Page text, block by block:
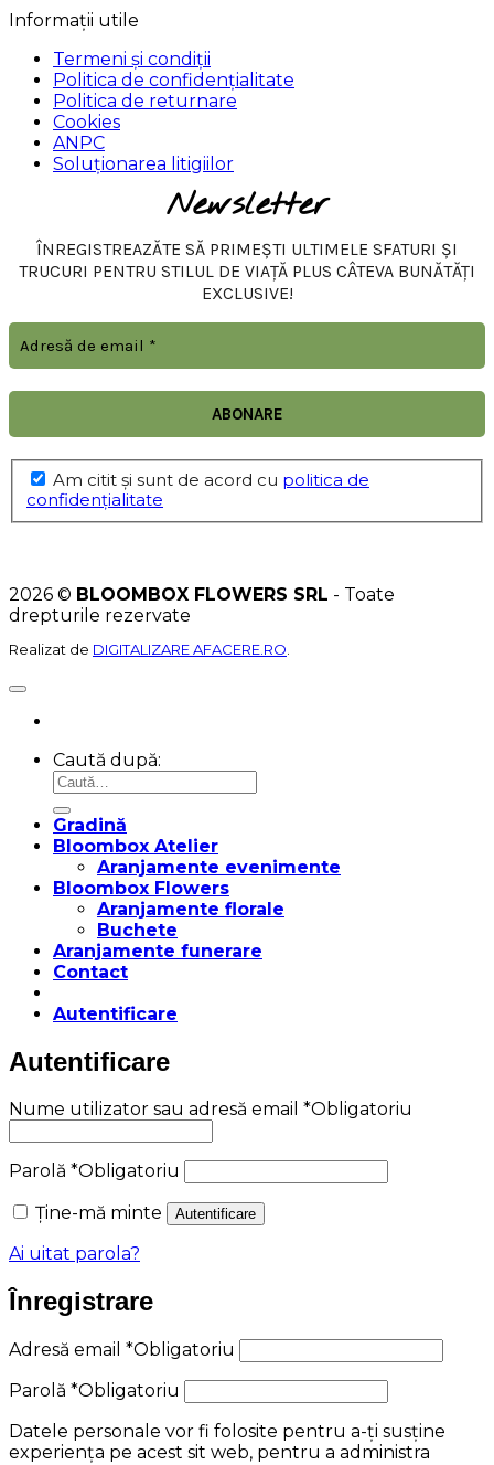
Informații utile
Termeni și condiții
Politica de confidențialitate
Politica de returnare
Cookies
ANPC
Soluționarea litigiilor
Newsletter
ÎNREGISTREAZĂTE SĂ PRIMEȘTI ULTIMELE SFATURI ȘI
TRUCURI PENTRU STILUL DE VIAȚĂ PLUS CÂTEVA BUNĂTĂȚI
EXCLUSIVE!
Am citit şi sunt de acord cu politica de
confidențialitate
2026 © BLOOMBOX FLOWERS SRL - Toate
drepturile rezervate
Realizat de DIGITALIZARE AFACERE.RO
Caută după:
Gradină
Bloombox Atelier
Aranjamente evenimente
Bloombox Flowers
Aranjamente florale
Buchete
Aranjamente funerare
Contact
Autentificare
Autentificare
Nume utilizator sau adresă email *Obligatoriu
Parolă *Obligatoriu
Ține-mă minte
Autentificare
Ai uitat parola?
Înregistrare
Adresă email *Obligatoriu
Parolă *Obligatoriu
Datele personale vor fi folosite pentru a-ți susține
experiența pe acest sit web, pentru a administra